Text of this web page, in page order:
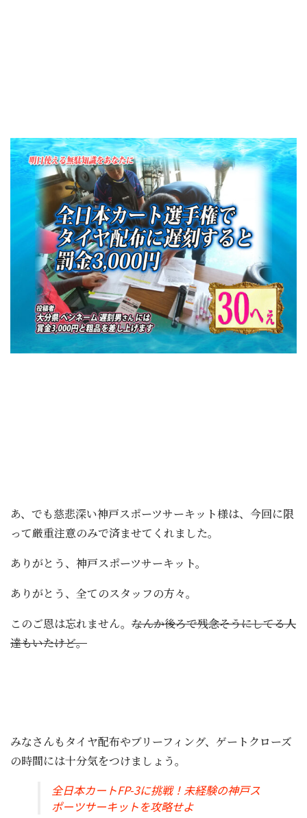
あ、でも慈悲深い神戸スポーツサーキット様は、今回に限
って厳重注意のみで済ませてくれました。
ありがとう、神戸スポーツサーキット。
ありがとう、全てのスタッフの方々。
このご恩は忘れません。 なんか後ろで残念そうにしてる人
達もいたけど。
みなさんもタイヤ配布やブリーフィング、ゲートクローズ
の時間には十分気をつけましょう。
全日本カートFP-3に挑戦！未経験の神戸ス
ポーツサーキットを攻略せよ